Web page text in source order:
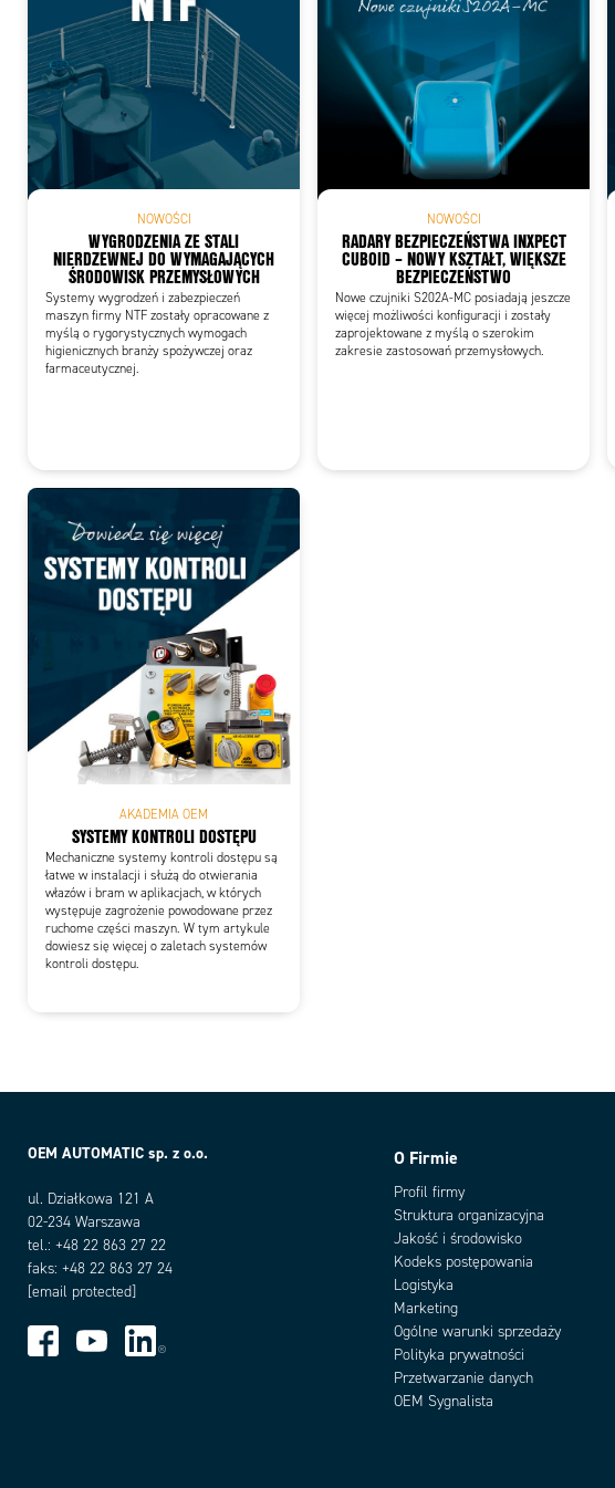
Add to existing cart row
NOWOŚCI
WYGRODZENIA ZE STALI
NIERDZEWNEJ DO WYMAGAJĄCYCH
ŚRODOWISK PRZEMYSŁOWYCH
Systemy wygrodzeń i zabezpieczeń
maszyn firmy NTF zostały opracowane z
myślą o rygorystycznych wymogach
higienicznych branży spożywczej oraz
farmaceutycznej.
NOWOŚCI
RADARY BEZPIECZEŃSTWA INXPECT
CUBOID – NOWY KSZTAŁT, WIĘKSZE
BEZPIECZEŃSTWO
Nowe czujniki S202A-MC posiadają jeszcze
więcej możliwości konfiguracji i zostały
zaprojektowane z myślą o szerokim
zakresie zastosowań przemysłowych.
AKADEMIA OEM
SYSTEMY KONTROLI DOSTĘPU
Mechaniczne systemy kontroli dostępu są
łatwe w instalacji i służą do otwierania
włazów i bram w aplikacjach, w których
występuje zagrożenie powodowane przez
ruchome części maszyn. W tym artykule
dowiesz się więcej o zaletach systemów
kontroli dostępu.
OEM AUTOMATIC sp. z o.o.
ul. Działkowa 121 A
02-234 Warszawa
tel.: +48 22 863 27 22
faks: +48 22 863 27 24
[email protected]
O Firmie
Profil firmy
Struktura organizacyjna
Jakość i środowisko
Kodeks postępowania
Logistyka
Marketing
Ogólne warunki sprzedaży
Polityka prywatności
Przetwarzanie danych
OEM Sygnalista